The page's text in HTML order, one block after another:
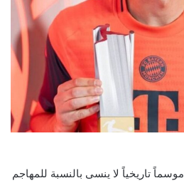
سيظل موسم 2024/ 2025 موسماً تاريخياً لا ينسى بالنسبة للمهاجم